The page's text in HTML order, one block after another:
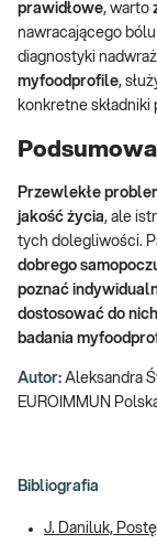
prawidłowe, warto
nawracającego
diagnostyki
myfoodprofile,
konkretne składniki
Przewlekłe
jakość życia, ale
tych dolegliwości.
dobrego
poznać
dostosować do
badania
Autor: Aleksandra
EUROIMMUN
Bibliografia
J. Daniluk,